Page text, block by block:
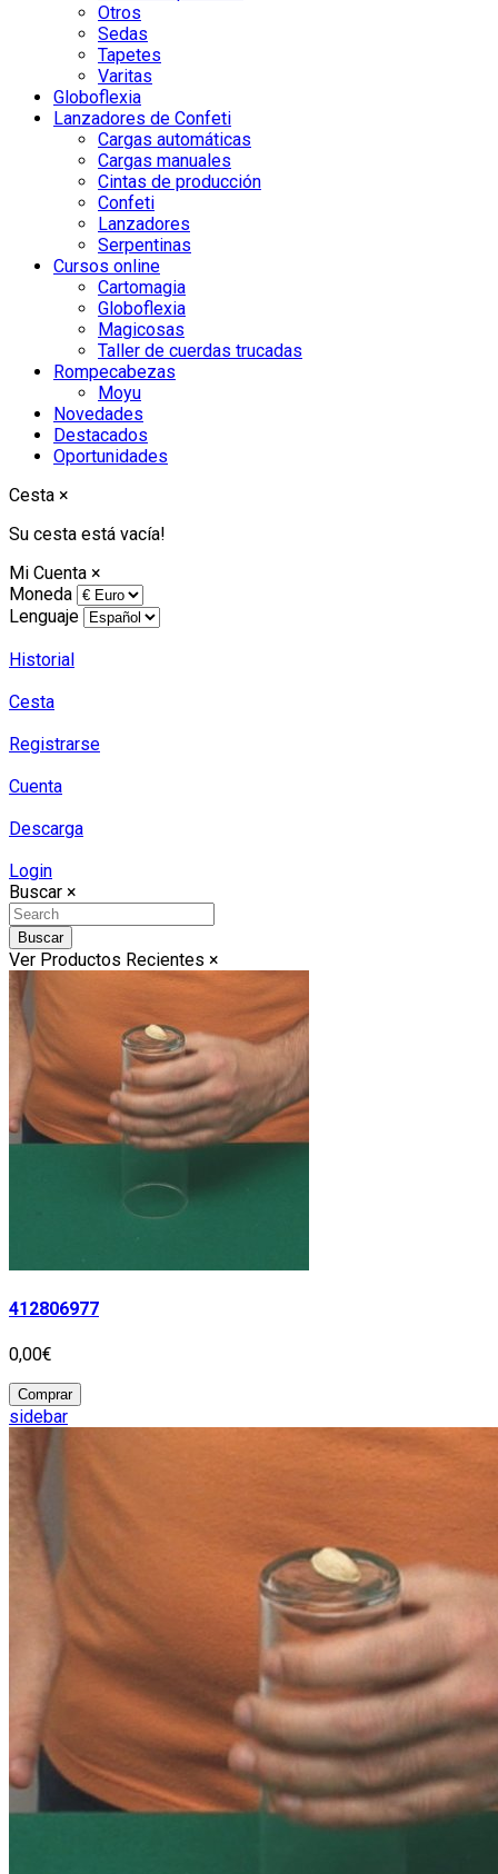
Otros
Sedas
Tapetes
Varitas
Globoflexia
Lanzadores de Confeti
Cargas automáticas
Cargas manuales
Cintas de producción
Confeti
Lanzadores
Serpentinas
Cursos online
Cartomagia
Globoflexia
Magicosas
Taller de cuerdas trucadas
Rompecabezas
Moyu
Novedades
Destacados
Oportunidades
Cesta ×
Su cesta está vacía!
Mi Cuenta ×
Moneda
Lenguaje
Historial
Cesta
Registrarse
Cuenta
Descarga
Login
Buscar ×
Buscar
Ver Productos Recientes ×
412806977
0,00€
Comprar
sidebar